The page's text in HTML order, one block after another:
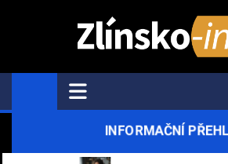
Zlínsko-Info.cz
Aktuální informace z regionu a
INFORMAČNÍ